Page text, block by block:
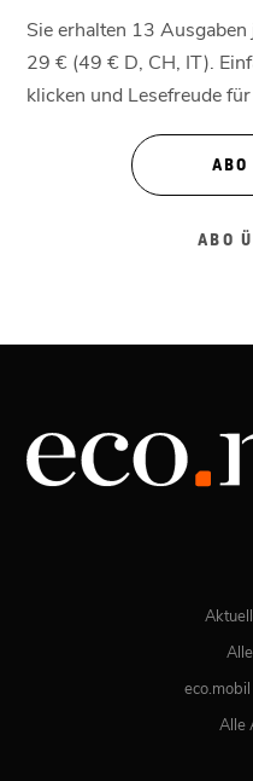
Sie erhalten 13
29 € (49 € D, CH, IT).
klicken und Lesefreude
ABO
ABO
Alle